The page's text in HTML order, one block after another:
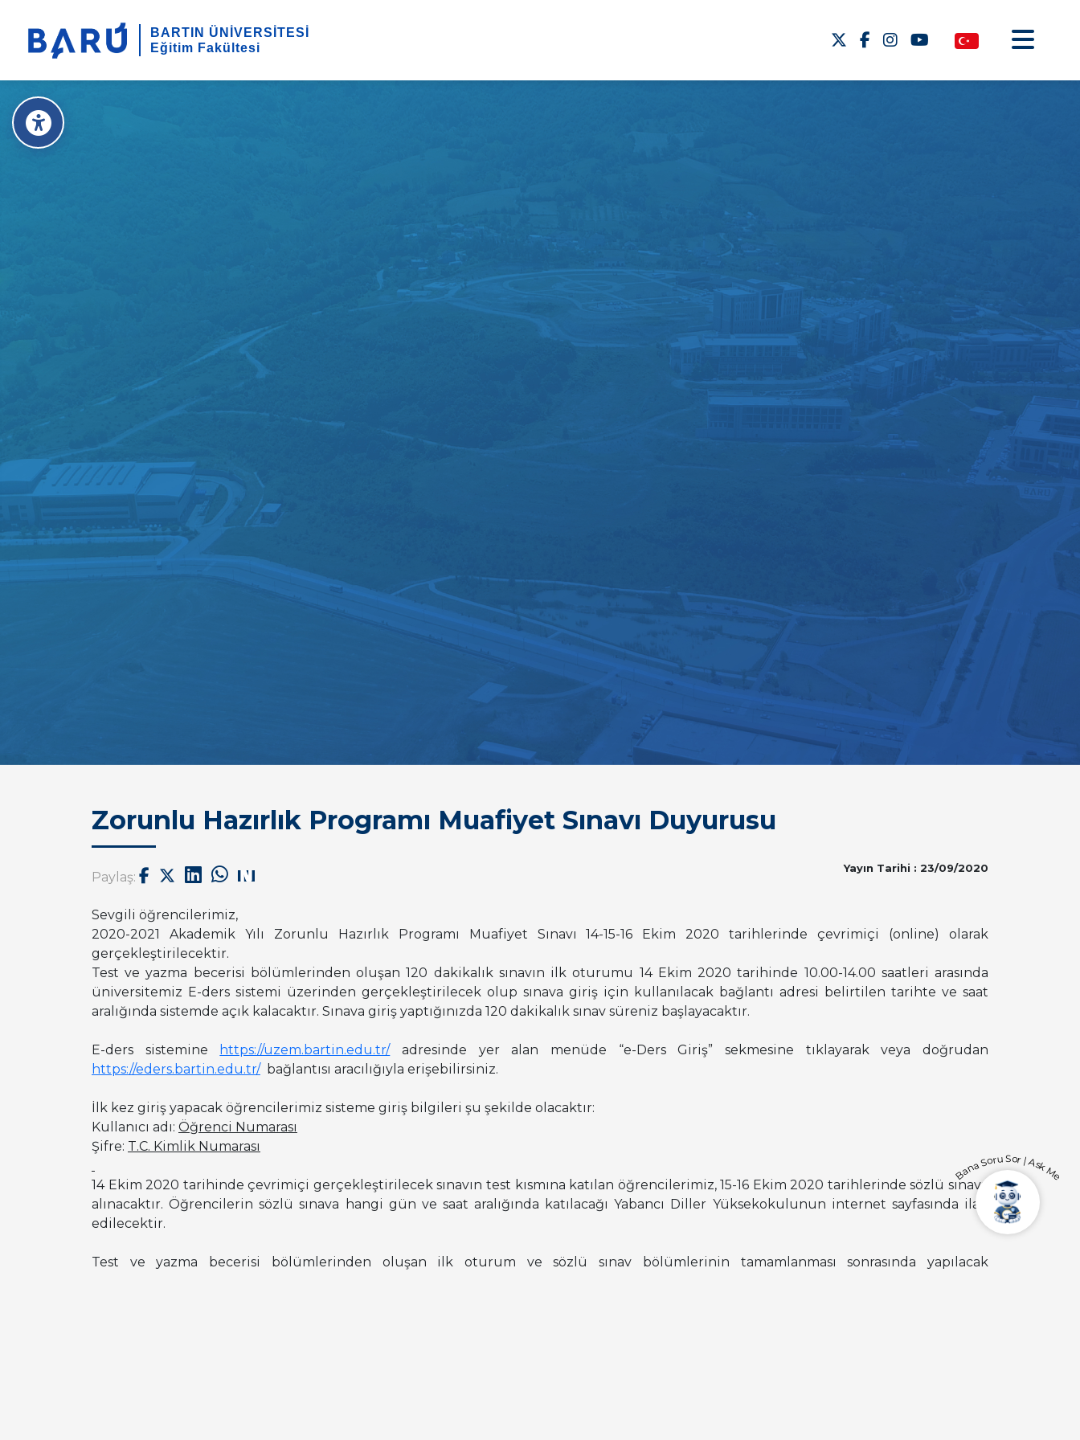
BARTIN ÜNİVERSİTESİ
Eğitim Fakültesi
Zorunlu Hazırlık Programı Muafiyet Sınavı Duyurusu
Paylaş:
Yayın Tarihi : 23/09/2020
Sevgili öğrencilerimiz,
2020-2021 Akademik Yılı Zorunlu Hazırlık Programı Muafiyet Sınavı 14-15-16 Ekim 2020 tarihlerinde çevrimiçi (online) olarak
gerçekleştirilecektir.
Test ve yazma becerisi bölümlerinden oluşan 120 dakikalık sınavın ilk oturumu 14 Ekim 2020 tarihinde 10.00-14.00 saatleri arasında
üniversitemiz E-ders sistemi üzerinden gerçekleştirilecek olup sınava giriş için kullanılacak bağlantı adresi belirtilen tarihte ve saat
aralığında sistemde açık kalacaktır. Sınava giriş yaptığınızda 120 dakikalık sınav süreniz başlayacaktır.
E-ders sistemine https://uzem.bartin.edu.tr/adresinde yer alan menüde “e-Ders Giriş” sekmesine tıklayarak veya doğrudan
https://eders.bartin.edu.tr/bağlantısı aracılığıyla erişebilirsiniz.
İlk kez giriş yapacak öğrencilerimiz sisteme giriş bilgileri şu şekilde olacaktır:
Kullanıcı adı: Öğrenci Numarası
Şifre: T.C. Kimlik Numarası
14 Ekim 2020 tarihinde çevrimiçi gerçekleştirilecek sınavın test kısmına katılan öğrencilerimiz, 15-16 Ekim 2020 tarihlerinde sözlü sınava
alınacaktır. Öğrencilerin sözlü sınava hangi gün ve saat aralığında katılacağı Yabancı Diller Yüksekokulunun internet sayfasında ilan
edilecektir.
Test ve yazma becerisi bölümlerinden oluşan ilk oturum ve sözlü sınav bölümlerinin tamamlanması sonrasında yapılacak
Bana Soru Sor | Ask Me